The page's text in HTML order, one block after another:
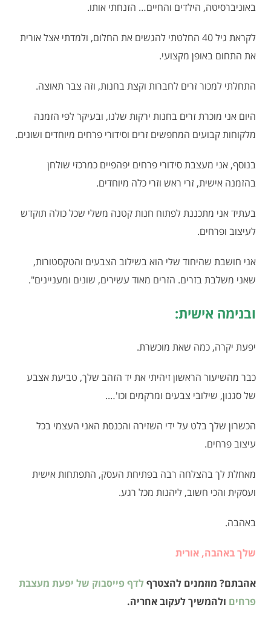
באוניברסיטה, הילדים והחיים… הזנחתי אותו.
לקראת גיל 40 החלטתי להגשים את החלום, ולמדתי אצל אורית
את התחום באופן מקצועי.
התחלתי למכור זרים לחברות וקצת בחנות, וזה צבר תאוצה.
היום אני מוכרת זרים בחנות ירקות שלנו, ובעיקר לפי הזמנה
מלקוחות קבועים המחפשים זרים וסידורי פרחים מיוחדים ושונים.
בנוסף, אני מעצבת סידורי פרחים יפהפיים כמרכזי שולחן
בהזמנה אישית, זרי ראש וזרי כלה מיוחדים.
בעתיד אני מתכננת לפתוח חנות קטנה משלי שכל כולה תוקדש
לעיצוב ופרחים.
אני חושבת שהיחוד שלי הוא בשילוב הצבעים והטקסטורות,
שאני משלבת בזרים. הזרים מאוד עשירים, שונים ומעניינים".
ובנימה אישית:
יפעת יקרה, כמה שאת מוכשרת.
כבר מהשיעור הראשון זיהיתי את יד הזהב שלך, טביעת אצבע
של סגנון, שילובי צבעים ומרקמים וכו'….
הכשרון שלך בלט על ידי השזירה והכנסת האני העצמי בכל
עיצוב פרחים.
מאחלת לך בהצלחה רבה בפתיחת העסק, התפתחות אישית
ועסקית והכי חשוב, ליהנות מכל רגע.
באהבה.
שלך באהבה, אורית
אהבתם? מוזמנים להצטרףלדף פייסבוק של יפעת מעצבת
פרחים ולהמשיך לעקוב אחריה.